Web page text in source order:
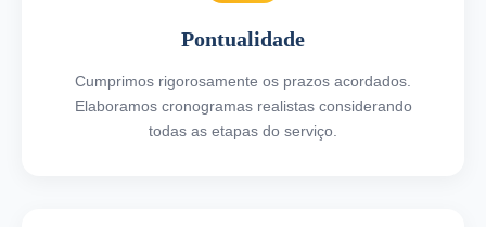
Pontualidade
Cumprimos rigorosamente os prazos acordados.
Elaboramos cronogramas realistas considerando
todas as etapas do serviço.